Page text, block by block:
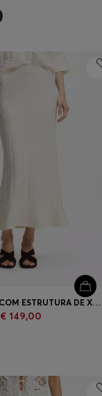
SAIA MAXI COM ESTRUTURA DE XADREZ TRICOTADA
€ 149,00